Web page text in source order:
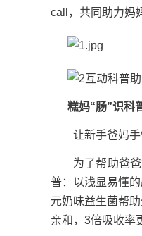
call，共同助力妈
糕妈“肠”识科
让新手爸妈手忙
为了帮助爸爸妈
普：以浅显易懂
元奶味益生菌帮
亲和，3倍吸收率